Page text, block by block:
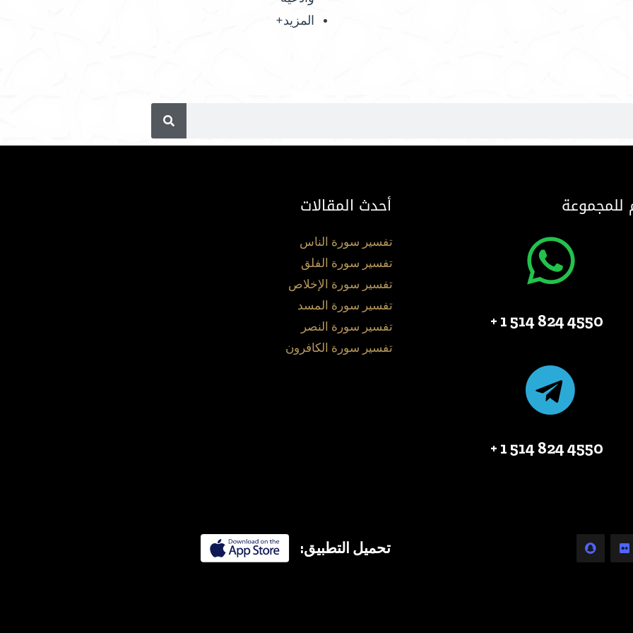
المزيد+
للمجموعة
4550 824 514 1 +
4550 824 514 1 +
أحدث المقالات
تفسير سورة الناس
تفسير سورة الفلق
تفسير سورة الإخلاص
تفسير سورة المسد
تفسير سورة النصر
تفسير سورة الكافرون
تحميل التطبيق: